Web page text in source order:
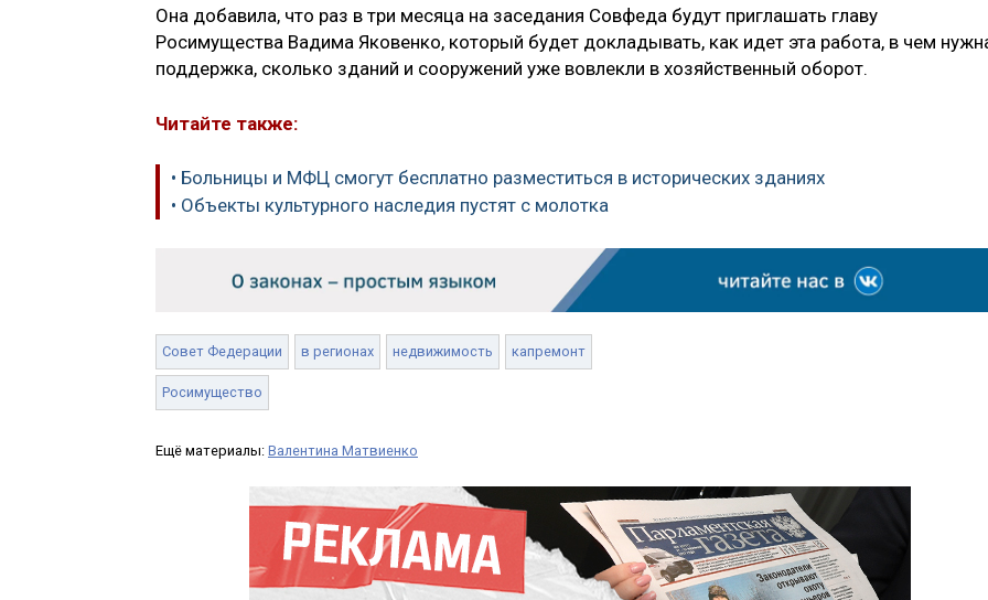
Она добавила, что раз в три месяца на заседания Совфеда будут приглашать главу
Росимущества Вадима Яковенко, который будет докладывать, как идет эта работа, в чем
поддержка, сколько зданий и сооружений уже вовлекли в хозяйственный оборот.
Читайте также:
• Больницы и МФЦ смогут бесплатно разместиться в исторических зданиях
• Объекты культурного наследия пустят с молотка
Совет Федерации в регионах недвижимость капремонт
Росимущество
Ещё материалы: Валентина Матвиенко